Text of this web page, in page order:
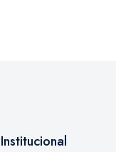
Institucional